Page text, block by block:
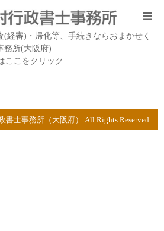
経審)・帰化等、手続きならおまかせく
務所(大阪府)
ここをクリック
書士事務所（大阪府） All Rights Reserved.